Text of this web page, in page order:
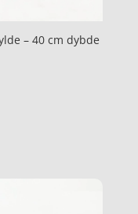
– 40 cm dybde